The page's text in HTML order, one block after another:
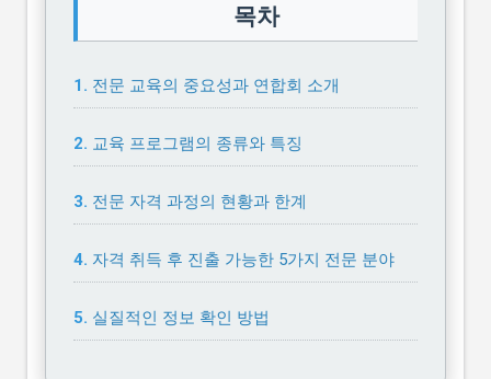
목차
전문 교육의 중요성과 연합회 소개
교육 프로그램의 종류와 특징
전문 자격 과정의 현황과 한계
자격 취득 후 진출 가능한 5가지 전문 분야
실질적인 정보 확인 방법